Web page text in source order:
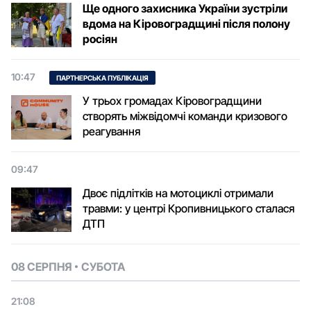
Ще одного захисника України зустріли
вдома на Кіровоградщині після полону
росіян
10:47 ПАРТНЕРСЬКА ПУБЛІКАЦІЯ
У трьох громадах Кіровоградщини
створять міжвідомчі команди кризового
реагування
09:47
Двоє підлітків на мотоциклі отримали
травми: у центрі Кропивницького сталася
ДТП
08 СЕРПНЯ СУБОТА
21:08